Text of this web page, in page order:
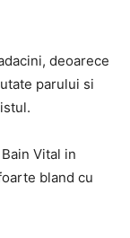
deoarece
parului si
Vital in
bland cu